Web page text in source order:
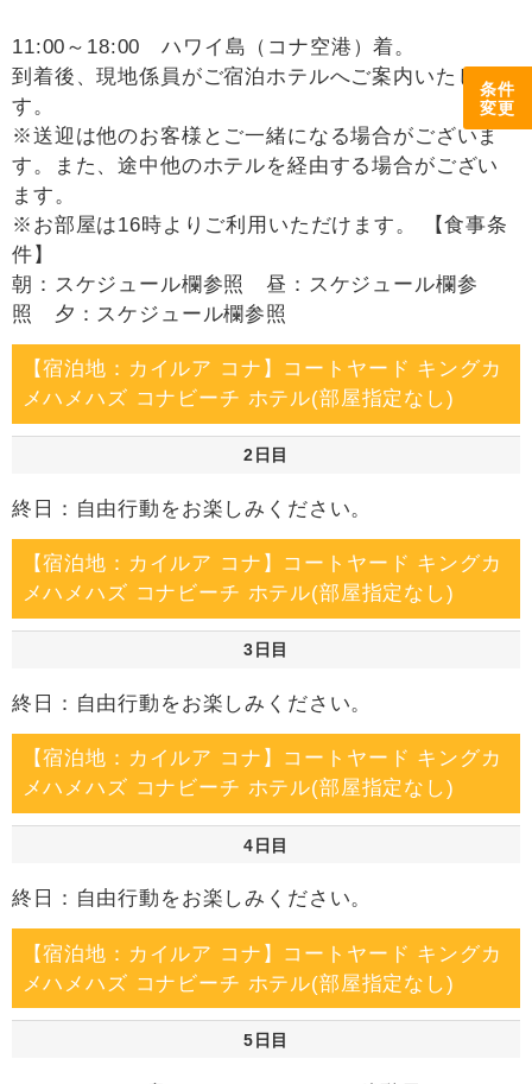
条件
変更
11:00～18:00 ハワイ島（コナ空港）着。
到着後、現地係員がご宿泊ホテルへご案内いたしま
す。
※送迎は他のお客様とご一緒になる場合がございま
す。また、途中他のホテルを経由する場合がござい
ます。
※お部屋は16時よりご利用いただけます。 【食事条
件】
朝：スケジュール欄参照 昼：スケジュール欄参
照 夕：スケジュール欄参照
【宿泊地：カイルア コナ】コートヤード キングカ
メハメハズ コナビーチ ホテル(部屋指定なし)
2日目
終日：自由行動をお楽しみください。
【宿泊地：カイルア コナ】コートヤード キングカ
メハメハズ コナビーチ ホテル(部屋指定なし)
3日目
終日：自由行動をお楽しみください。
【宿泊地：カイルア コナ】コートヤード キングカ
メハメハズ コナビーチ ホテル(部屋指定なし)
4日目
終日：自由行動をお楽しみください。
【宿泊地：カイルア コナ】コートヤード キングカ
メハメハズ コナビーチ ホテル(部屋指定なし)
5日目